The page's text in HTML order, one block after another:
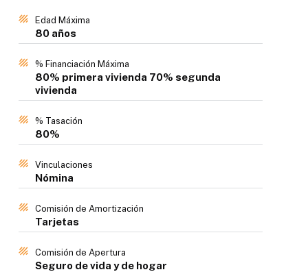
Edad Máxima
80 años
% Financiación Máxima
80% primera vivienda 70% segunda
vivienda
% Tasación
80%
Vinculaciones
Nómina
Comisión de Amortización
Tarjetas
Comisión de Apertura
Seguro de vida y de hogar